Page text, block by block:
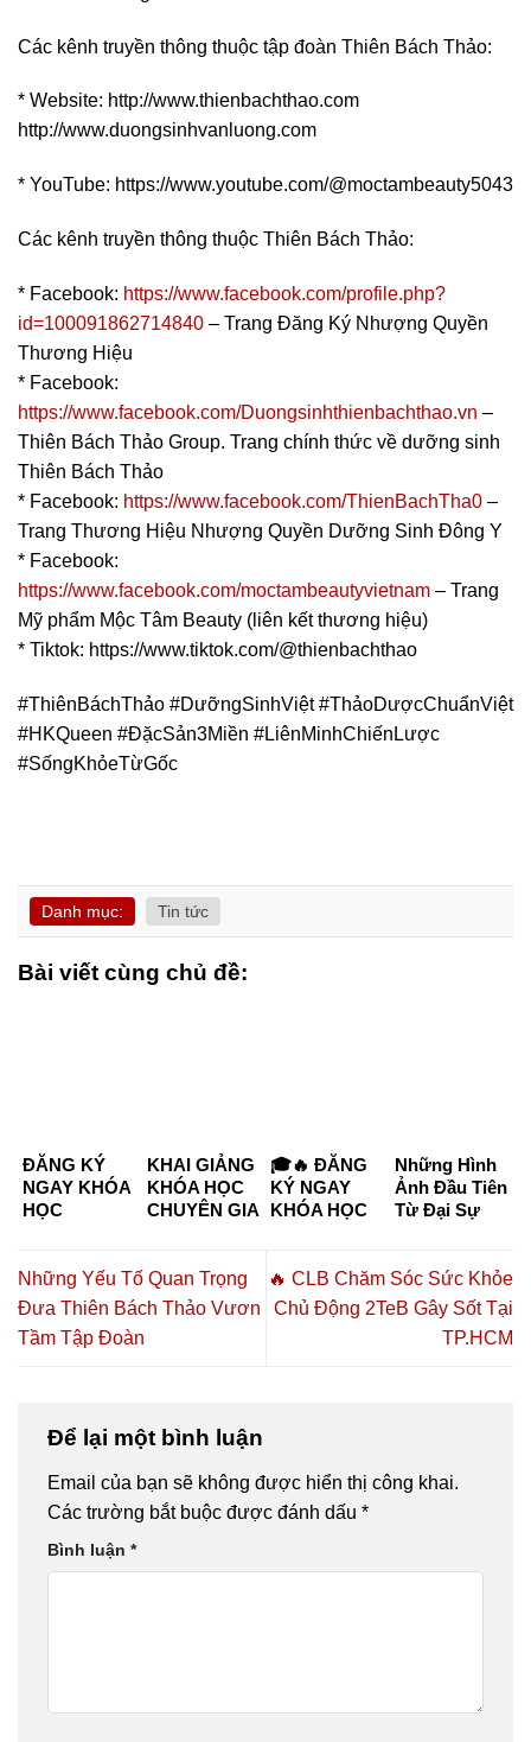
Các kênh truyền thông thuộc tập đoàn Thiên Bách Thảo:
* Website: http://www.thienbachthao.com
http://www.duongsinhvanluong.com
* YouTube: https://www.youtube.com/@moctambeauty5043
Các kênh truyền thông thuộc Thiên Bách Thảo:
* Facebook: https://www.facebook.com/profile.php?
id=100091862714840 – Trang Đăng Ký Nhượng Quyền
Thương Hiệu
* Facebook:
https://www.facebook.com/Duongsinhthienbachthao.vn –
Thiên Bách Thảo Group. Trang chính thức về dưỡng sinh
Thiên Bách Thảo
* Facebook: https://www.facebook.com/ThienBachTha0 –
Trang Thương Hiệu Nhượng Quyền Dưỡng Sinh Đông Y
* Facebook:
https://www.facebook.com/moctambeautyvietnam – Trang
Mỹ phẩm Mộc Tâm Beauty (liên kết thương hiệu)
* Tiktok: https://www.tiktok.com/@thienbachthao
#ThiênBáchThảo #DưỡngSinhViệt #ThảoDượcChuẩnViệt
#HKQueen #ĐặcSản3Miền #LiênMinhChiếnLược
#SốngKhỏeTừGốc
Danh mục: Tin tức
Bài viết cùng chủ đề:
ĐĂNG KÝ
NGAY KHÓA
HỌC
SINH KHÓA
K6 & K7
KHAI GIẢNG
KHÓA HỌC
CHUYÊN GIA
CHĂM SÓC
SỨC KHỎE
NGHỀ,
VÀ KHỞI
NGHIỆP
🎓🔥 ĐĂNG
KÝ NGAY
KHÓA HỌC
SINH –
CHĂM SÓC
SỨC KHỎE
Những Hình
Ảnh Đầu Tiên
Từ Đại Sự
– Đồng Hành
Thịnh
Vượng”
Những Yếu Tố Quan Trọng
Đưa Thiên Bách Thảo Vươn
Tầm Tập Đoàn
🔥 CLB Chăm Sóc Sức Khỏe
Chủ Động 2TeB Gây Sốt Tại
TP.HCM
Để lại một bình luận
Email của bạn sẽ không được hiển thị công khai.
Các trường bắt buộc được đánh dấu *
Bình luận *